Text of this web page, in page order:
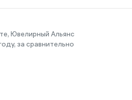
Ювелирный Альянс
за сравнительно